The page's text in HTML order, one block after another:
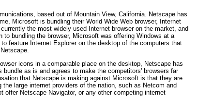
based out of Mountain View, California. Netscape has
Microsoft is bundling their World Wide Web browser, Internet
the most widely used Internet browser on the market, and
bundling the browser, Microsoft was offering Windows at a
feature Internet Explorer on the desktop of the computers that
icons in a comparable place on the desktop, Netscape has
as is and agrees to make the competitors' browsers far
that Netscape is making against Microsoft is that they are
large internet providers of the nation, such as Netcom and
Netscape Navigator, or any other competing internet